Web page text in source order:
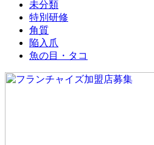
未分類
特別研修
角質
陥入爪
魚の目・タコ